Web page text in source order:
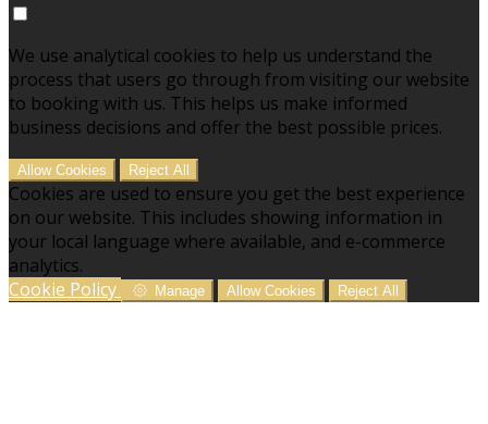
We use analytical cookies to help us understand the
process that users go through from visiting our website
to booking with us. This helps us make informed
business decisions and offer the best possible prices.
Allow Cookies Reject All
Cookies are used to ensure you get the best experience
on our website. This includes showing information in
your local language where available, and e-commerce
analytics.
Cookie Policy
Manage Allow Cookies Reject All